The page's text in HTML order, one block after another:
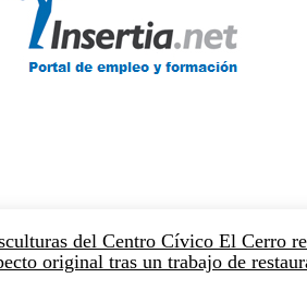
del Centro Cívico El Cerro
original tras un trabajo de